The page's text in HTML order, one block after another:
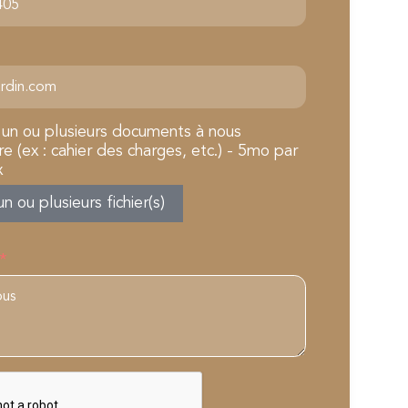
ou plusieurs documents à nous
(ex : cahier des charges, etc.) - 5mo par
ou plusieurs fichier(s)